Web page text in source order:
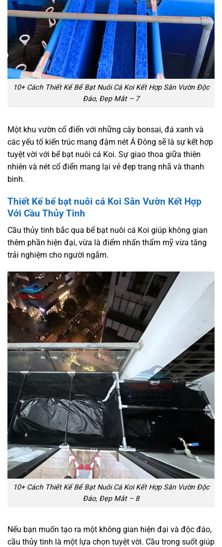
10+ Cách Thiết Kế Bể Bạt Nuôi Cá Koi Kết Hợp Sân Vườn Độc
Đáo, Đẹp Mắt – 7
Một khu vườn cổ điển với những cây bonsai, đá xanh và
các yếu tố kiến trúc mang đậm nét Á Đông sẽ là sự kết hợp
tuyệt vời với bể bạt nuôi cá Koi. Sự giao thoa giữa thiên
nhiên và nét cổ điển mang lại vẻ đẹp trang nhã và thanh
bình.
Thiết Kế bể bạt nuôi cá Koi Sân Vườn Kết Hợp
Với Cầu Thủy Tinh
Cầu thủy tinh bắc qua bể bạt nuôi cá Koi giúp không gian
thêm phần hiện đại, vừa là điểm nhấn thẩm mỹ vừa tăng
trải nghiệm cho người ngắm.
10+ Cách Thiết Kế Bể Bạt Nuôi Cá Koi Kết Hợp Sân Vườn Độc
Đáo, Đẹp Mắt – 8
Nếu bạn muốn tạo ra một không gian hiện đại và độc đáo,
cầu thủy tinh là một lựa chọn tuyệt vời. Cầu trong suốt giúp